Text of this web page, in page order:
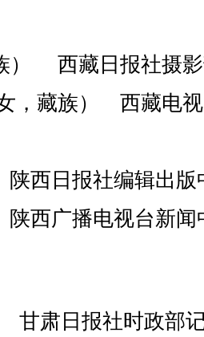
西藏日报社摄影
，藏族） 西藏电视
报社编辑出版
播电视台新闻中
日报社时政部